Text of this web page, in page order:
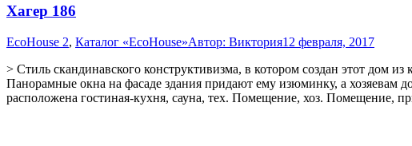
Хагер 186
EcoHouse 2, Каталог «EcoHouse»Автор: Виктория12 февраля, 2017
> Стиль скандинавского конструктивизма, в котором создан этот дом
Панорамные окна на фасаде здания придают ему изюминку, а хозяевам
расположена гостиная-кухня, сауна, тех. Помещение, хоз. Помещение,